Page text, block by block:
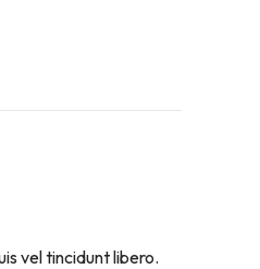
vel tincidunt libero.